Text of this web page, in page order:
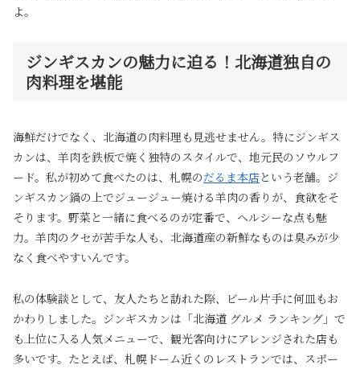
よ。
ジンギスカンの魅力に迫る！北海道独自の
肉料理を堪能
海鮮だけでなく、北海道の肉料理も見逃せません。特にジンギス
カンは、羊肉を鉄板で焼く独特のスタイルで、地元民のソウルフ
ード。私が初めて食べたのは、札幌のだるま本店という老舗。ジ
ンギスカン鍋の上でジュージュー焼ける羊肉の香りが、食欲をそ
そります。野菜と一緒に食べるのが定番で、ヘルシーな点も魅
力。羊肉のクセが苦手な人も、北海道産の新鮮なものは臭みが少
なく食べやすいんです。
私の体験談として、友人たちと訪れた際、ビール片手に何皿もお
かわりしました。ジンギスカンは「北海道 グルメ ランキング」で
も上位に入る人気メニューで、観光客向けにアレンジされた店も
多いです。たとえば、札幌ドーム近くのレストランでは、スポー